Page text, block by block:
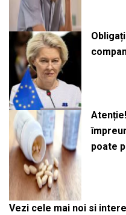
poate
Vezi cele mai noi si